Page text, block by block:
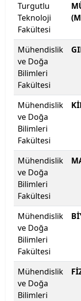
Gümüşhane
Hacettepe
Hakkari
Haliç
Harran
Hasan
Hatay Mustafa
Hitit Üniversitesi
Hoca Ahmet
Üniversitesi
Iğdır
Isparta
Işık Üniversitesi
Turgutlu
Teknoloji
Fakültesi
Mühendislik
ve Doğa
Bilimleri
Fakültesi
Mühendislik
ve Doğa
Bilimleri
Fakültesi
Mühendislik
ve Doğa
Bilimleri
Fakültesi
Mühendislik
ve Doğa
Bilimleri
Fakültesi
Mühendislik
ve Doğa
Bilimleri